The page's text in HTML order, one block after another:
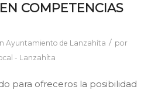
COMPETENCIAS
Ayuntamiento de Lanzahíta / por
- Lanzahíta
para ofreceros la posibilidad